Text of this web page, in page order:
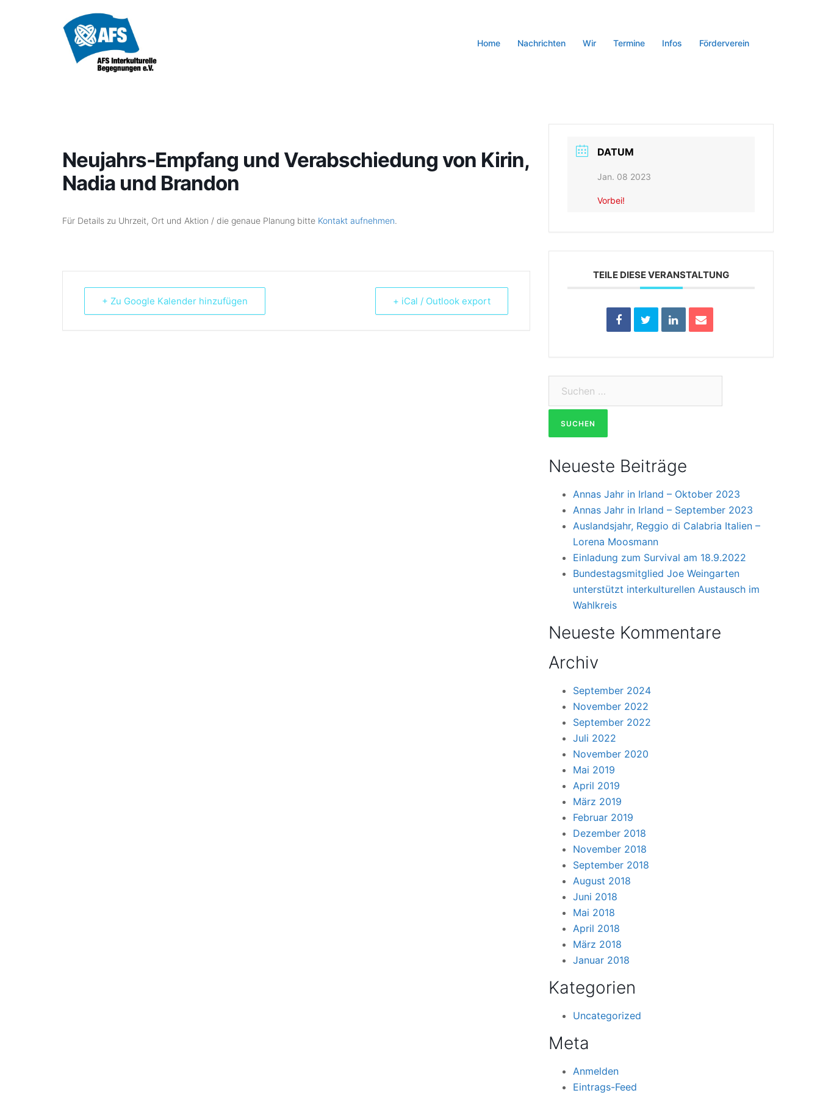
Home Nachrichten Wir Termine Infos Förderverein
Neujahrs-Empfang und Verabschiedung von Kirin,
Nadia und Brandon
Für Details zu Uhrzeit, Ort und Aktion / die genaue Planung bitte Kontakt aufnehmen.
+ Zu Google Kalender hinzufügen + iCal / Outlook export
DATUM
Jan. 08 2023
Vorbei!
TEILE DIESE VERANSTALTUNG
Neueste Beiträge
Annas Jahr in Irland – Oktober 2023
Annas Jahr in Irland – September 2023
Auslandsjahr, Reggio di Calabria Italien –
Lorena Moosmann
Einladung zum Survival am 18.9.2022
Bundestagsmitglied Joe Weingarten
unterstützt interkulturellen Austausch im
Wahlkreis
Neueste Kommentare
Archiv
September 2024
November 2022
September 2022
Juli 2022
November 2020
Mai 2019
April 2019
März 2019
Februar 2019
Dezember 2018
November 2018
September 2018
August 2018
Juni 2018
Mai 2018
April 2018
März 2018
Januar 2018
Kategorien
Uncategorized
Meta
Anmelden
Eintrags-Feed